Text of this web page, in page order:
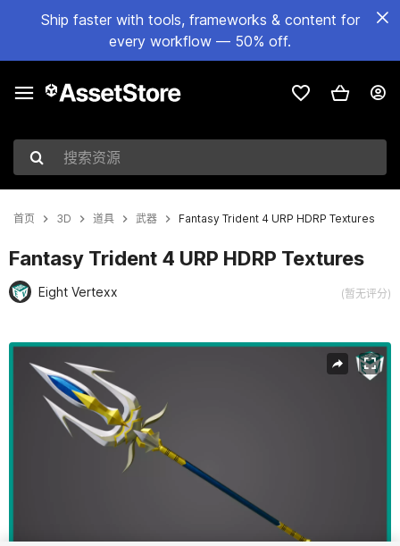
Ship faster with tools, frameworks & content for
every workflow — 50% off.
搜索资源
首页 3D 道具 武器 Fantasy Trident 4 URP HDRP Textures
Fantasy Trident 4 URP HDRP Textures
Eight Vertexx (暂无评分)
当前幻灯片：1 / 21